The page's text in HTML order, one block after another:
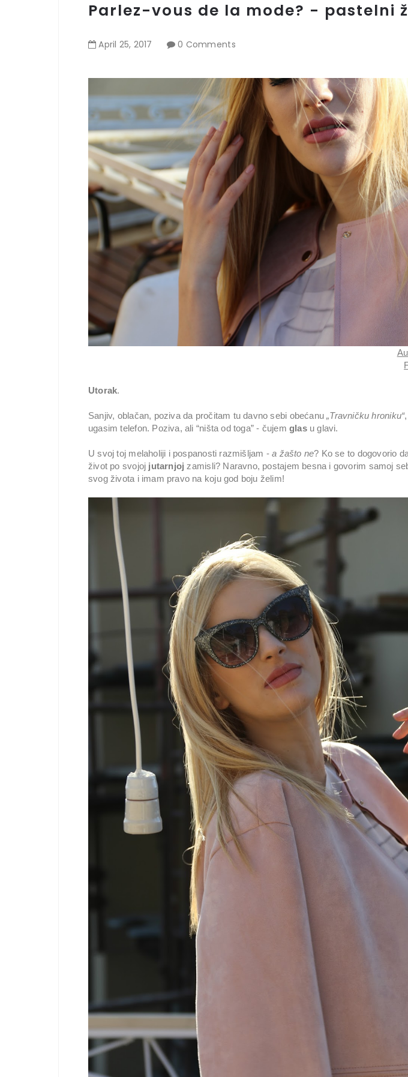
Parlez-vous de la mode? - pastelni
April 25, 2017 0 Comments
Utorak.
Sanjiv, oblačan, poziva da pročitam tu davno sebi obećanu„Travničku hroniku“
ugasim telefon. Poziva, ali “ništa od toga” - čujem glas u glavi.
U svoj toj melaholiji i pospanosti razmišljam -a žašto ne? Ko se to dogovorio
život po svojoj jutarnjoj zamisli? Naravno, postajem besna i govorim samoj
svog života i imam pravo na koju god boju želim!